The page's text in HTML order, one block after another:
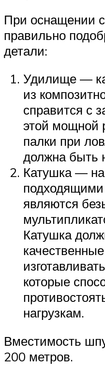
При оснащении
правильно
детали:
Удилище —
из
справится с
этой мощной
палки при
должна быть
Катушка —
являются
Катушка
которые
нагрузкам.
Вместимость
200 метров.